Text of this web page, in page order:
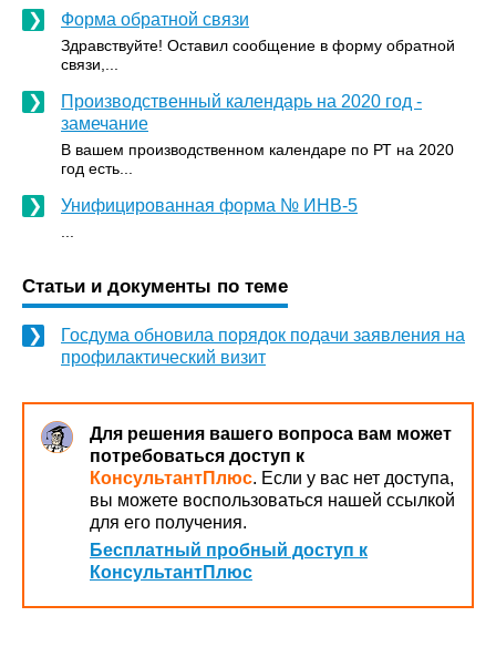
Форма обратной связи
Здравствуйте! Оставил сообщение в форму обратной
связи,...
Производственный календарь на 2020 год -
замечание
В вашем производственном календаре по РТ на 2020
год есть...
Унифицированная форма № ИНВ-5
Статьи и документы по теме
Госдума обновила порядок подачи заявления на
профилактический визит
Для решения вашего вопроса вам может
потребоваться доступ к
КонсультантПлюс. Если у вас нет доступа,
вы можете воспользоваться нашей ссылкой
для его получения.
Бесплатный пробный доступ к
КонсультантПлюс